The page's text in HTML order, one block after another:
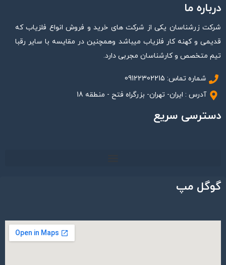
درباره ما
شرکت زرشناسان یکی از شرکت های خرید و فروش انواع فلزیاب که
قدیمی و کهنه کار فلزیاب میباشد وهمچنین در مقایسه با سایر رقبا
تیم متخصص و کارشناسان مجربی دارد.
شماره تماس: 09122302215
آدرس : ایران- تهران- بزرگراه فتح - منطقه 18
دسترسی سریع
گوگل مپ